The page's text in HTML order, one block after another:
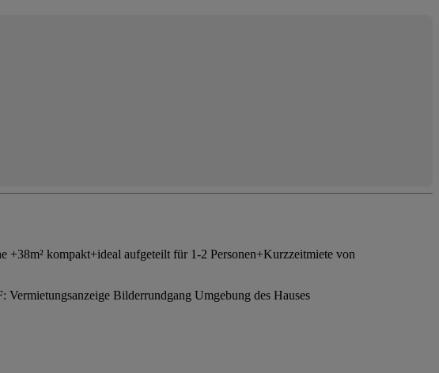
kompakt+ideal aufgeteilt für 1-2 Personen+Kurzzeitmiete von
Vermietungsanzeige Bilderrundgang Umgebung des Hauses